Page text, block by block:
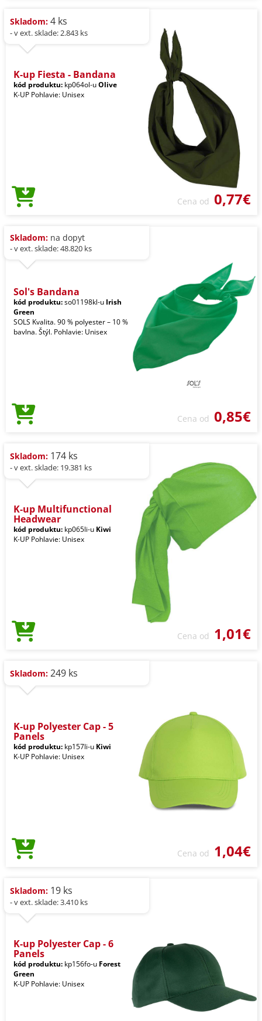
Skladom: 4 ks
- v ext. sklade: 2.843 ks
K-up Fiesta - Bandana
kód produktu: kp064ol-uOlive
K-UP Pohlavie: Unisex
Cena od 0,77€
Skladom: na dopyt
- v ext. sklade: 48.820 ks
Sol's Bandana
kód produktu:so01198kl-u Irish
Green
SOLS Kvalita. 90 % polyester – 10 %
bavlna. Štýl. Pohlavie: Unisex
Cena od 0,85€
Skladom: 174 ks
- v ext. sklade: 19.381 ks
K-up Multifunctional
Headwear
kód produktu: kp065li-u Kiwi
K-UP Pohlavie: Unisex
Cena od 1,01€
Skladom: 249 ks
K-up Polyester Cap - 5
Panels
kód produktu: kp157li-u Kiwi
K-UP Pohlavie: Unisex
Cena od 1,04€
Skladom: 19 ks
- v ext. sklade: 3.410 ks
K-up Polyester Cap - 6
Panels
kód produktu: kp156fo-u Forest
Green
K-UP Pohlavie: Unisex